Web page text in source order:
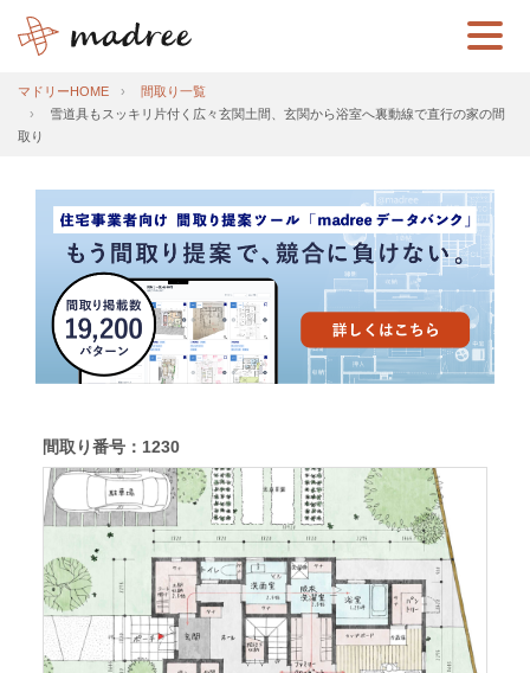
マドリーHOME
間取り一覧
雪道具もスッキリ片付く広々玄関土間、玄関から浴室へ裏動線で直行の家の間
取り
間取り番号：1230